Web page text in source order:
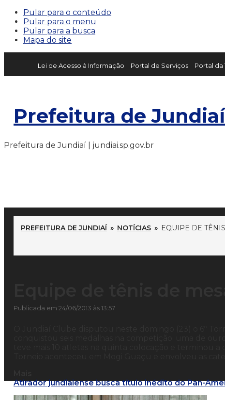
Pular para o conteúdo
Pular para o menu
Pular para a busca
Mapa do site
Lei de Acesso à Informação Portal de Serviços Portal da
Prefeitura de Jundiaí
Prefeitura de Jundiaí | jundiai.sp.gov.br
PREFEITURA DE JUNDIAÍ » NOTÍCIAS » EQUIPE DE
Publicada em 24/06/2013 às 13:57
Atirador jundiaiense busca título inédito do Pan-